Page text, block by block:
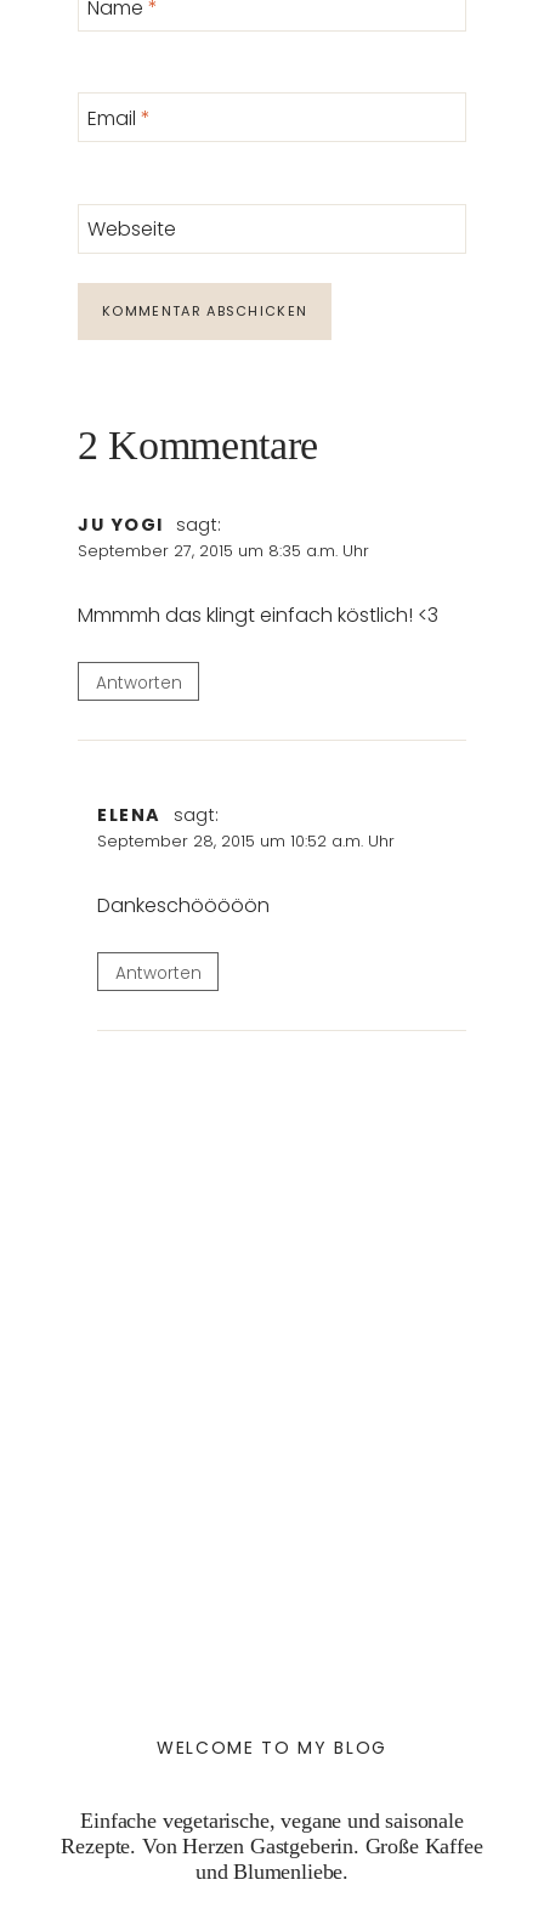
Name *
Email *
Webseite
2 Kommentare
JU YOGI sagt:
September 27, 2015 um 8:35 a.m. Uhr
Mmmmh das klingt einfach köstlich! <3
Antworten
ELENA sagt:
September 28, 2015 um 10:52 a.m. Uhr
Dankeschööööön
Antworten
WELCOME TO MY BLOG
Einfache vegetarische, vegane und saisonale
Rezepte. Von Herzen Gastgeberin. Große Kaffee
und Blumenliebe.